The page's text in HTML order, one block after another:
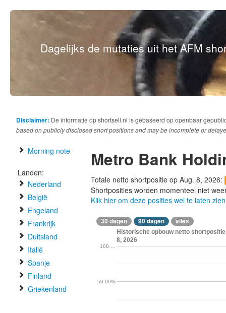
Dagelijks de mutaties uit het AFM
Disclaimer: De informatie op shortsell.nl is gebaseerd op openbaar
based on publicly disclosed short positions and may be incomplete or
Morning note
Landen:
Nederland
België
Engeland
Frankrijk
Duitsland
Italië
Spanje
Finland
Griekenland
Metro Bank
Totale netto shortpositie op Aug. 8, 2026:
Shortposities worden momenteel niet
Klik hier om deze posities wel te laten zien
30 dagen 90 dagen alles
Historische opbouw netto
8, 2026
50.00%
100.…